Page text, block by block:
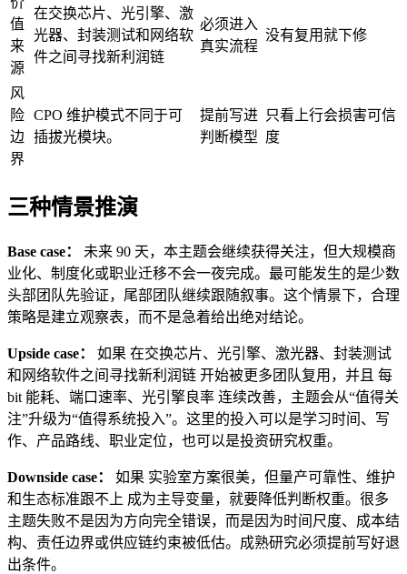
值
来
源
在交换芯片、光引擎、激
光器、封装测试和网络软
件之间寻找新利润链
必须进入
真实流程
没有复用就下修
风
险
边
界
CPO 维护模式不同于可
插拔光模块。
提前写进
判断模型
只看上行会损害可信
度
三种情景推演
Base case：
未来 90 天，本主题会继续获得关注，但大规模商
业化、制度化或职业迁移不会一夜完成。最可能发生的是少数
头部团队先验证，尾部团队继续跟随叙事。这个情景下，合理
策略是建立观察表，而不是急着给出绝对结论。
Upside case：
如果 在交换芯片、光引擎、激光器、封装测试
和网络软件之间寻找新利润链 开始被更多团队复用，并且 每
bit 能耗、端口速率、光引擎良率 连续改善，主题会从“值得关
注”升级为“值得系统投入”。这里的投入可以是学习时间、写
作、产品路线、职业定位，也可以是投资研究权重。
Downside case：
如果 实验室方案很美，但量产可靠性、维护
和生态标准跟不上 成为主导变量，就要降低判断权重。很多
主题失败不是因为方向完全错误，而是因为时间尺度、成本结
构、责任边界或供应链约束被低估。成熟研究必须提前写好退
出条件。